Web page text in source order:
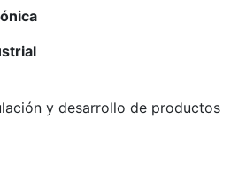
y desarrollo de productos